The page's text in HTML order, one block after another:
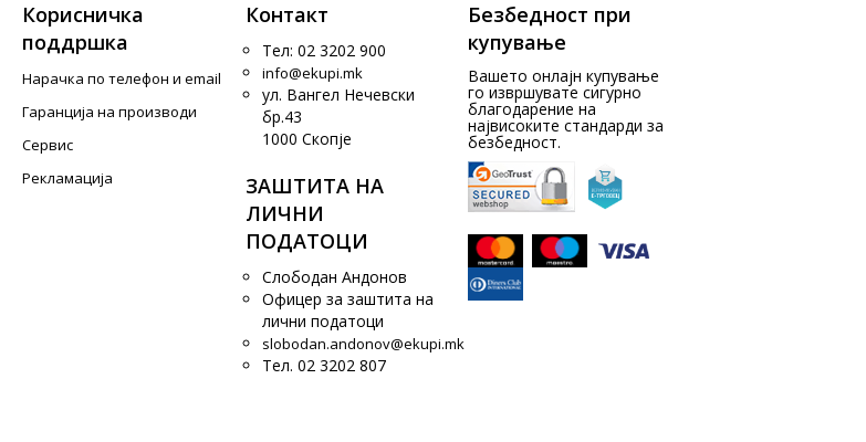
Корисничка
поддршка
Нарачка по телефон и еmail
Гаранција на производи
Сервис
Рекламација
Контакт
Тел: 02 3202 900
info@ekupi.mk
ул. Вангел Нечевски
бр.43
1000 Скопје
ЗАШТИТА НА
ЛИЧНИ
ПОДАТОЦИ
Слободан Андонов
Офицер за заштита на
лични податоци
slobodan.andonov@ekupi.mk
Тел. 02 3202 807
Безбедност при
купување
Вашето онлајн купување
го извршувате сигурно
благодарение на
највисоките стандарди за
безбедност.